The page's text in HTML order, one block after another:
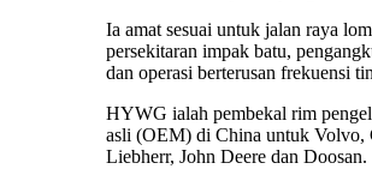
Ia amat sesuai untuk jalan raya
persekitaran impak batu,
dan operasi berterusan frekuensi
HYWG ialah pembekal rim
asli (OEM) di China untuk Volvo,
Liebherr, John Deere dan Doosan.